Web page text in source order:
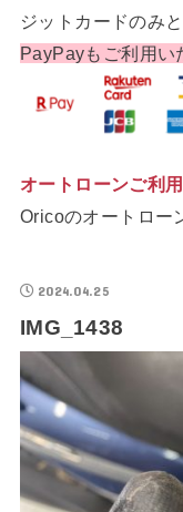
ジットカードのみ
PayPayもご利用い
オートローンご利
Oricoのオートロー
2024.04.25
IMG_1438